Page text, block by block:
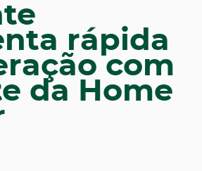
rápida
com
da Home